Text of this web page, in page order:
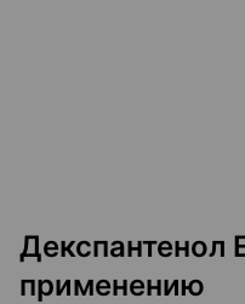
Декспантенол
применению